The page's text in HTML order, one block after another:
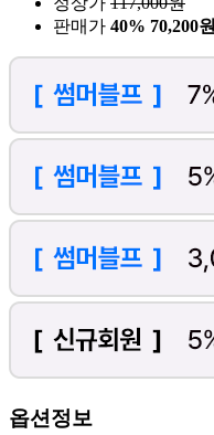
판매가 40% 70,200원
옵션정보